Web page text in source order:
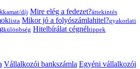
kamat/díj Mire elég a fedezet?áttekintés
lista Mikor jó a folyószámlahitel?gyakorlati
különbség Hitelbírálat cégnéltippek
Vállalkozói bankszámla Egyéni vállalkozói